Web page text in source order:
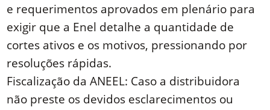
e requerimentos aprovados em plenário para
exigir que a Enel detalhe a quantidade de
cortes ativos e os motivos, pressionando por
resoluções rápidas.
Fiscalização da ANEEL: Caso a distribuidora
não preste os devidos esclarecimentos ou